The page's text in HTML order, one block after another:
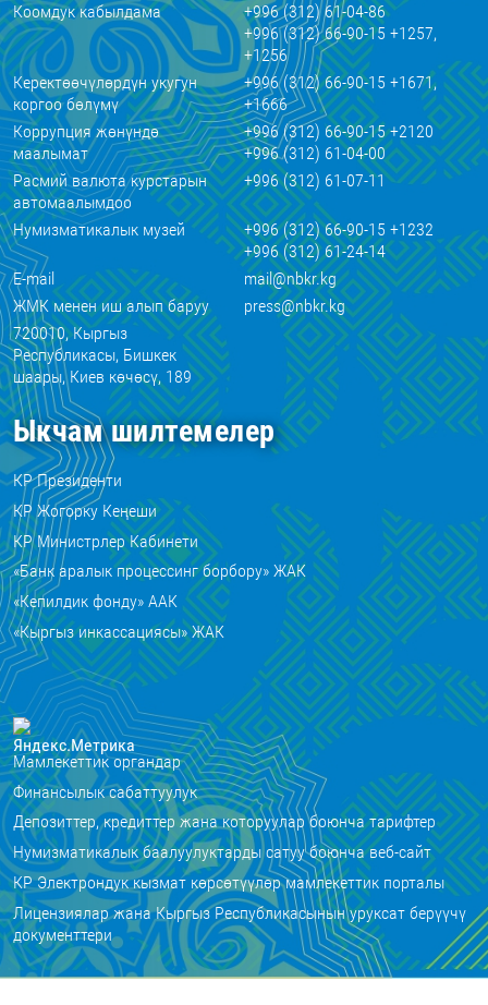
Коомдук кабылдама
+996 (312) 61-04-86
+996 (312) 66-90-15 +1257,
+1256
Керектөөчүлөрдүн укугун
коргоо бөлүмү
+996 (312) 66-90-15 +1671,
+1666
Коррупция жөнүндө
маалымат
+996 (312) 66-90-15 +2120
+996 (312) 61-04-00
Расмий валюта курстарын
автомаалымдоо
+996 (312) 61-07-11
Нумизматикалык музей
+996 (312) 66-90-15 +1232
+996 (312) 61-24-14
E-mail
mail@nbkr.kg
ЖМК менен иш алып баруу
press@nbkr.kg
720010, Кыргыз
Республикасы, Бишкек
шаары, Киев көчөсү, 189
Ыкчам шилтемелер
КР Президенти
КР Жогорку Кеңеши
КР Министрлер Кабинети
«Банк аралык процессинг борбору» ЖАК
«Кепилдик фонду» ААК
«Кыргыз инкассациясы» ЖАК
Мамлекеттик органдар
Финансылык сабаттуулук
Депозиттер, кредиттер жана которуулар боюнча тарифтер
Нумизматикалык баалуулуктарды сатуу боюнча веб-сайт
КР Электрондук кызмат көрсөтүүлөр мамлекеттик порталы
Лицензиялар жана Кыргыз Республикасынын уруксат берүүчү
документтери